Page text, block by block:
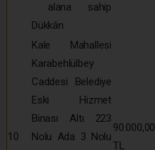
alana sahip
Dükkân
10
Kale Mahallesi
Karabehlülbey
Caddesi Belediye
Eski Hizmet
Binası Altı 223
Nolu Ada 3 Nolu
90.000,00
TL